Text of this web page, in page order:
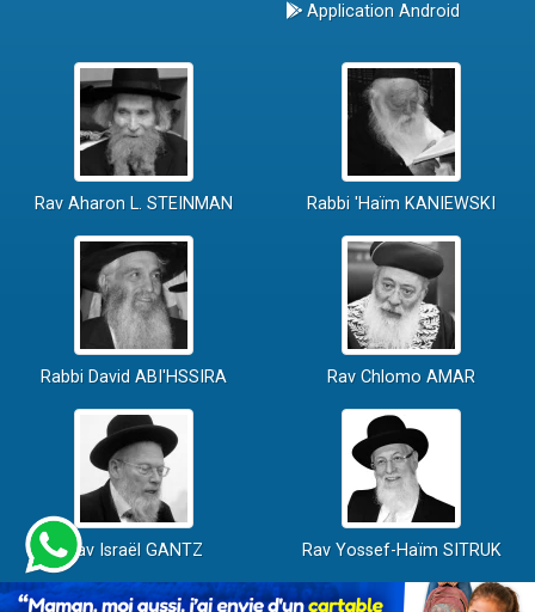
Application Android
Rav Aharon L. STEINMAN Rabbi 'Haïm KANIEWSKI
Rabbi David ABI'HSSIRA Rav Chlomo AMAR
Rav Israël GANTZ Rav Yossef-Haïm SITRUK